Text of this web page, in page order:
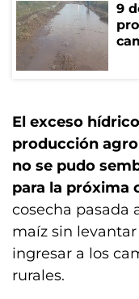
9
El exceso
producción
no se pudo
para la próxima
cosecha pasada
maíz sin
ingresar a los
rurales.